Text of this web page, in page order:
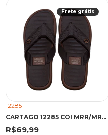
Frete grátis
12285
CARTAGO 12285 COI MRR/MRR 43 MOF 12285 MARROM/MARROM
R$69,99